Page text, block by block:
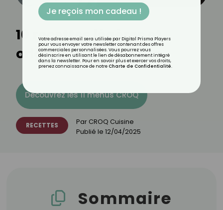
10 recettes légères et
originales au chorizo
Découvrez les 11 menus CROQ
RECETTES Par CROQ Cuisine
Publié le 12/04/2025
Sommaire
Je reçois mon cadeau !
Votre adresse email sera utilisée par Digital Prisma Players
pour vous envoyer votre newsletter contenant des offres
commerciales personnalisées. Vous pourrez vous
désinscrire en utilisant le lien de désabonnement intégré
dans la newsletter. Pour en savoir plus et exercer vos droits,
prenez connaissance de notre Charte de Confidentialité.